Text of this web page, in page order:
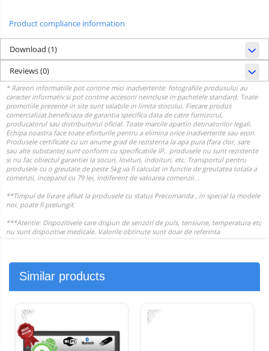
Product compliance information
Download (1)
Reviews(0)
Similar products
-7% -21%